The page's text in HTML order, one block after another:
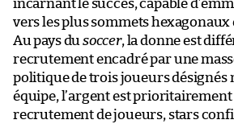
incarnant le succès, capable
vers les plus sommets
Au pays dusoccer, la donne est
recrutement encadré par une
politique de trois joueurs désignés
équipe, l’argent est
recrutement de joueurs, stars